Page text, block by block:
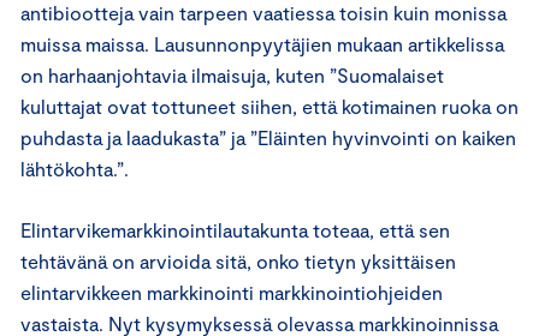
antibiootteja vain tarpeen vaatiessa toisin kuin monissa
muissa maissa. Lausunnonpyytäjien mukaan artikkelissa
on harhaanjohtavia ilmaisuja, kuten ”Suomalaiset
kuluttajat ovat tottuneet siihen, että kotimainen ruoka on
puhdasta ja laadukasta” ja ”Eläinten hyvinvointi on kaiken
lähtökohta.”.
Elintarvikemarkkinointilautakunta toteaa, että sen
tehtävänä on arvioida sitä, onko tietyn yksittäisen
elintarvikkeen markkinointi markkinointiohjeiden
vastaista. Nyt kysymyksessä olevassa markkinoinnissa